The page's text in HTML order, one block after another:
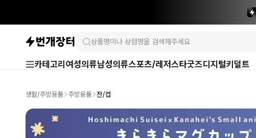
카테고리 여성의류남성의류스포츠/레저스타굿즈디지털키덜트
생활/주방용품 주방용품 잔/컵